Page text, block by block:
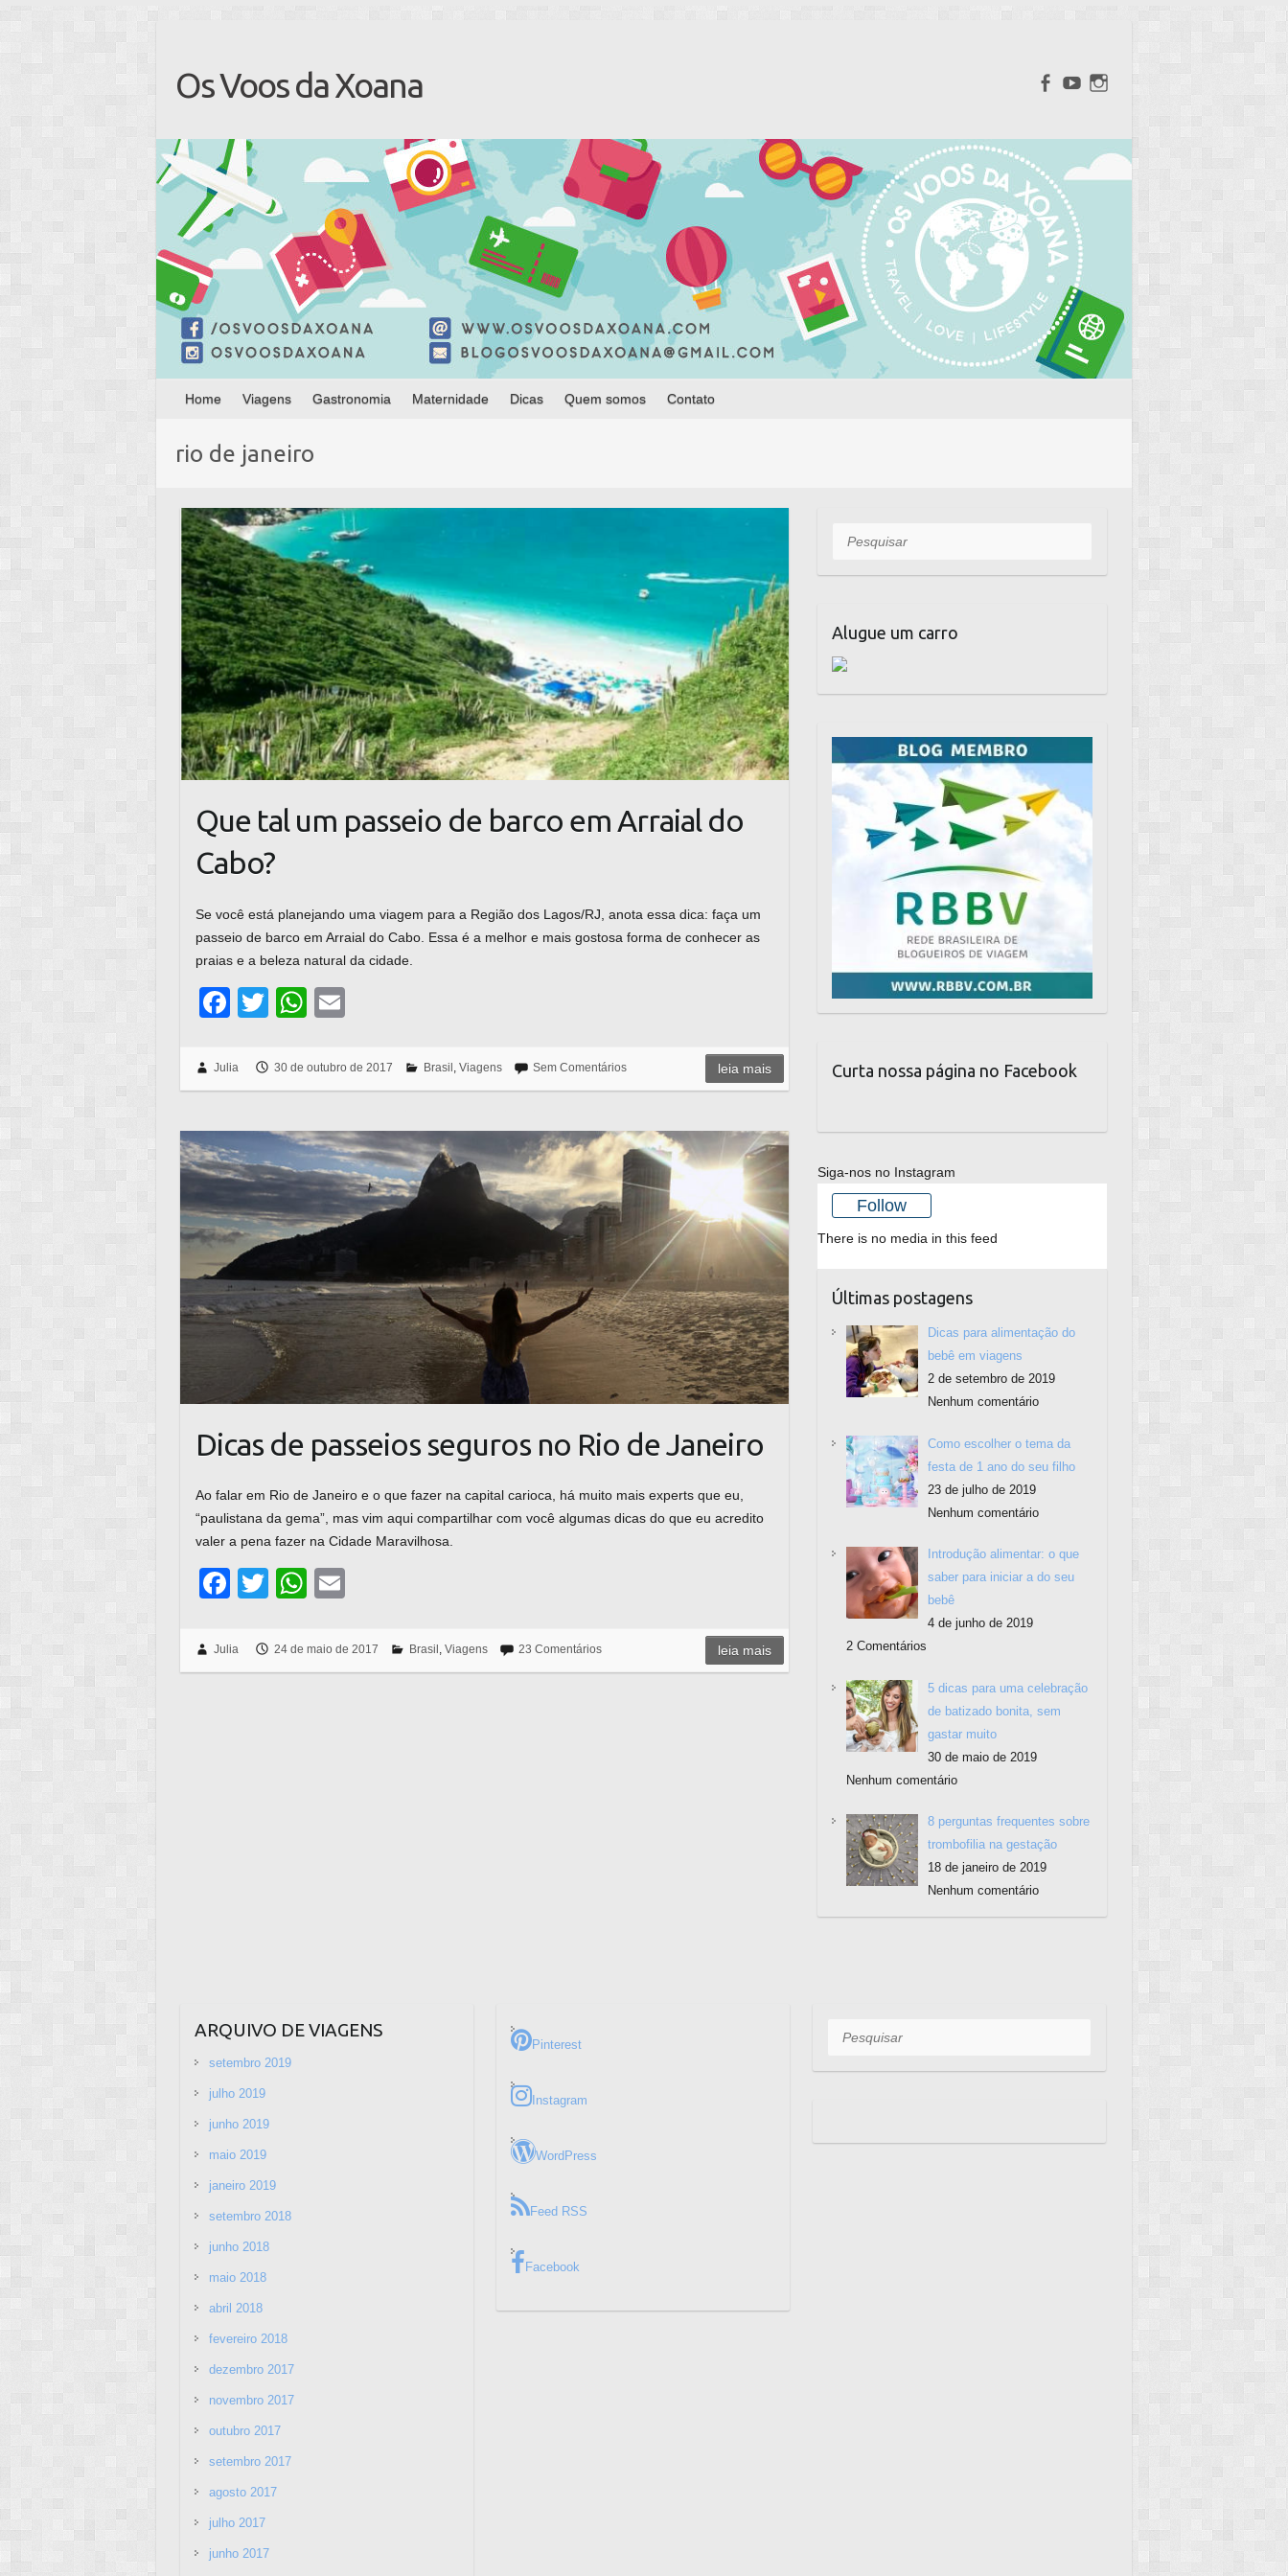
Os Voos da Xoana
Home Viagens Gastronomia Maternidade Dicas Quem somos Contato
rio de janeiro
Que tal um passeio de barco em Arraial do
Cabo?
Se você está planejando uma viagem para a Região dos Lagos/RJ, anota essa dica: faça um
passeio de barco em Arraial do Cabo. Essa é a melhor e mais gostosa forma de conhecer as
praias e a beleza natural da cidade.
F
c
e
b
o
o
k
T
tt
er
W
at
s
A
p
p
ail
Julia 30 de outubro de 2017 Brasil , Viagens Sem Comentários leia mais
Dicas de passeios seguros no Rio de Janeiro
Ao falar em Rio de Janeiro e o que fazer na capital carioca, há muito mais experts que eu,
“paulistana da gema”, mas vim aqui compartilhar com você algumas dicas do que eu acredito
valer a pena fazer na Cidade Maravilhosa.
F
c
e
T
tt
er
W
at
s
ail
Julia 24 de maio de 2017 Brasil Viagens 23 Comentários leia mais
Pesquisar
Alugue um carro
Curta nossa página no Facebook
Siga-nos no Instagram
Follow
There is no media in this feed
Últimas postagens
Dicas para alimentação do
bebê em viagens
2 de setembro de 2019
Nenhum comentário
Como escolher o tema da
festa de 1 ano do seu filho
23 de julho de 2019
Nenhum comentário
Introdução alimentar: o que
saber para iniciar a do seu
bebê
4 de junho de 2019
2 Comentários
5 dicas para uma celebração
de batizado bonita, sem
gastar muito
30 de maio de 2019
Nenhum comentário
8 perguntas frequentes sobre
trombofilia na gestação
18 de janeiro de 2019
Nenhum comentário
ARQUIVO DE VIAGENS
setembro 2019
julho 2019
junho 2019
maio 2019
janeiro 2019
setembro 2018
junho 2018
maio 2018
abril 2018
fevereiro 2018
dezembro 2017
novembro 2017
outubro 2017
setembro 2017
agosto 2017
julho 2017
junho 2017
Pinterest
Instagram
WordPress
Feed RSS
Facebook
Pesquisar